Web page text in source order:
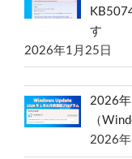
す
2026年1月25日
2026
（
2026